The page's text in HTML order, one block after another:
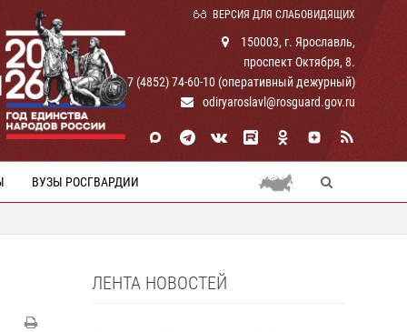
ВЕРСИЯ ДЛЯ СЛАБОВИДЯЩИХ
150003, г. Ярославль,
проспект Октября, 8.
+ 7 (4852) 74-60-10 (оперативный дежурный)
odiryaroslavl@rosguard.gov.ru
ВУЗЫ РОСГВАРДИИ
ЛЕНТА НОВОСТЕЙ